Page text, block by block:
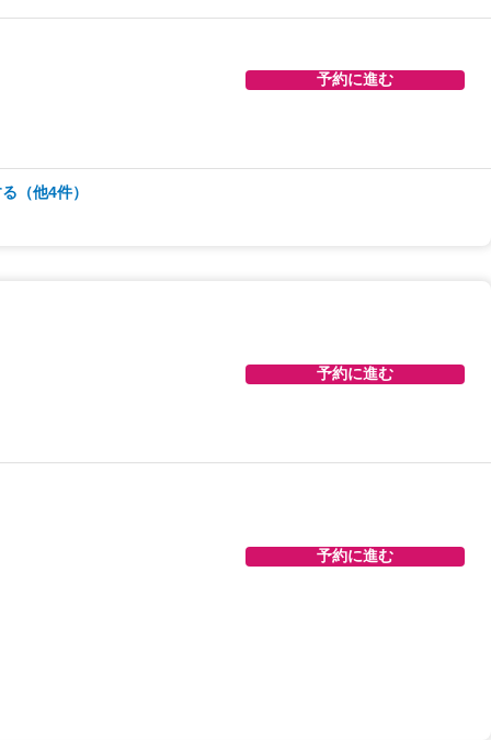
予約に進む
（他4件）
予約に進む
予約に進む